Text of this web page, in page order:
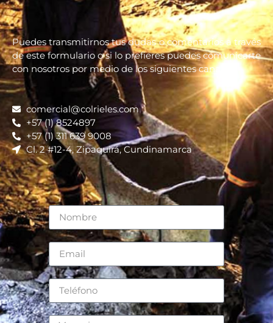
Puedes transmitirnos tus dudas o comentarios a través
de este formulario o si lo prefieres puedes comunicarte
con nosotros por medio de los siguientes canales:
comercial@colrieles.com
+57 (1) 8524897
+57 (1) 311 639 9008
Cl. 2 #12-4, Zipaquirá, Cundinamarca